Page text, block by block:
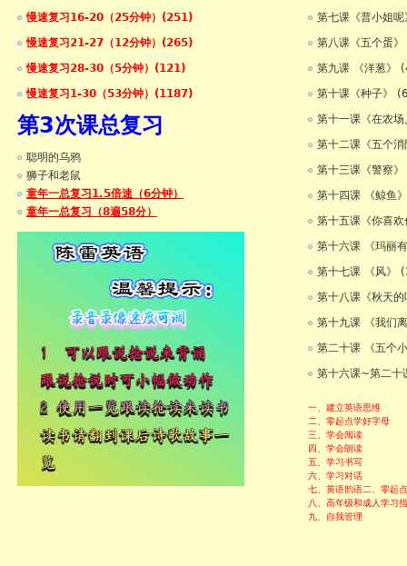
慢速复习16-20（25分钟）(251)
慢速复习21-27（12分钟）(265)
慢速复习28-30（5分钟）(121)
慢速复习1-30（53分钟）(1187)
第3次课总复习
聪明的乌鸦
狮子和老鼠
童年一总复习1.5倍速（6分钟）
童年一总复习（8遍58分）
第七课《普小姐
第八课《五个蛋
第九课 《洋葱》
第十课《种子》
第十一课《在农
第十二课《五个
第十三课《警察
第十四课 《鲸鱼
第十五课《你喜
第十六课 《玛丽
第十七课 《风》
第十八课《秋天
第十九课 《我们
第二十课 《五个
第十六课~第二十
一、建立英语思维
二、零起点学好字母
三、学会阅读
四、学会朗读
五、学习书写
六、学习对话
七、英语韵语二、零起
八、高年级和成人学习
九、自我管理